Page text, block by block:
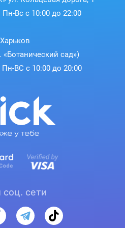
не требуют
для групповых снимков
выглядят естественно и
профессионально.
Вс с 10:00 до 22:00
«Ботанический сад»)
ВС с 10:00 до 20:00
сети